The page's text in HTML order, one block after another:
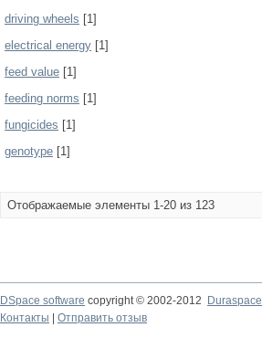
driving wheels [1]
electrical energy [1]
feed value [1]
feeding norms [1]
fungicides [1]
genotype [1]
Отображаемые элементы 1-20 из 123
DSpace software copyright © 2002-2012
Duraspace
Контакты
Отправить отзыв